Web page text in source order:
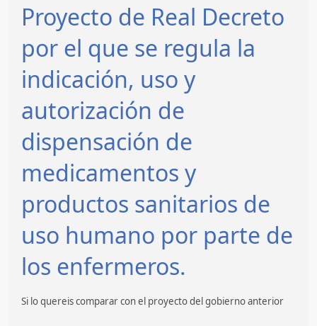
Proyecto de Real Decreto
por el que se regula la
indicación, uso y
autorización de
dispensación de
medicamentos y
productos sanitarios de
uso humano por parte de
los enfermeros.
Si lo quereis comparar con el proyecto del gobierno anterior